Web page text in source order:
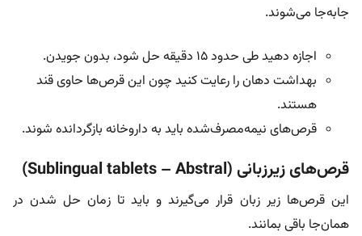
جابه‌جا می‌شوند.
اجازه دهید طی حدود ۱۵ دقیقه حل شود، بدون جویدن.
بهداشت دهان را رعایت کنید چون این قرص‌ها حاوی قند
هستند.
قرص‌های نیمه‌مصرف‌شده باید به داروخانه بازگردانده شوند.
قرص‌های زیرزبانی (Sublingual tablets – Abstral)
این قرص‌ها زیر زبان قرار می‌گیرند و باید تا زمان حل شدن در
همان‌جا باقی بمانند.